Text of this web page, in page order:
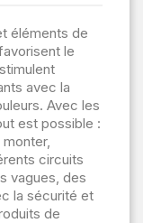
éléments de
le
avec la
Avec les
est possible :
circuits
vagues, des
la sécurité et
de